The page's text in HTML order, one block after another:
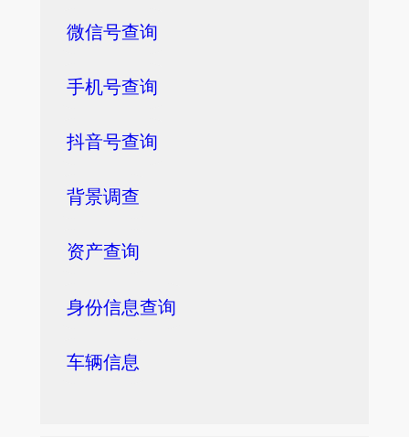
微信号查询
手机号查询
抖音号查询
背景调查
资产查询
身份信息查询
车辆信息